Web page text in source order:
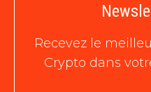
Recevez le
Crypto dans